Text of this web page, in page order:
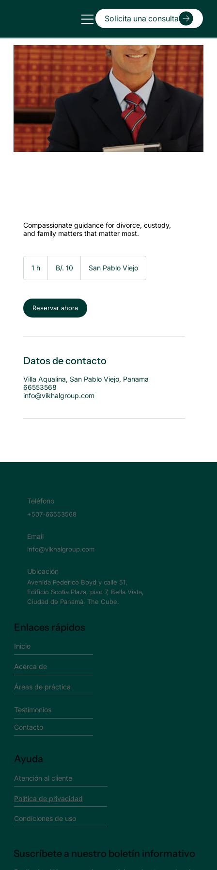
Solicita una consulta
Compassionate guidance for divorce, custody,
and family matters that matter most.
1 h
balboas
panameños
B/. 10 San Pablo Viejo
Reservar ahora
Datos de contacto
Villa Aqualina, San Pablo Viejo, Panama
66553568
info@vikhalgroup.com
Enlaces rápidos
Inicio
Acerca de
Áreas de práctica
Testimonios
Contacto
Teléfono
+507-66553568
Email
info@vikhalgroup.com
Ubicación
Avenida Federico Boyd y calle 51,
Edificio Scotia Plaza, piso 7, Bella Vista,
Ciudad de Panamá, The Cube.
Ayuda
Atención al cliente
Política de privacidad
Condiciones de uso
Suscríbete a nuestro boletín informativo